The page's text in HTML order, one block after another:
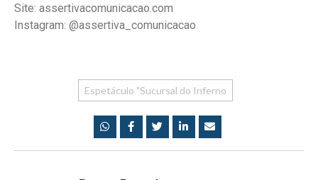
Site: assertivacomunicacao.com
Instagram: @assertiva_comunicacao
Espetáculo "Sucursal do Inferno